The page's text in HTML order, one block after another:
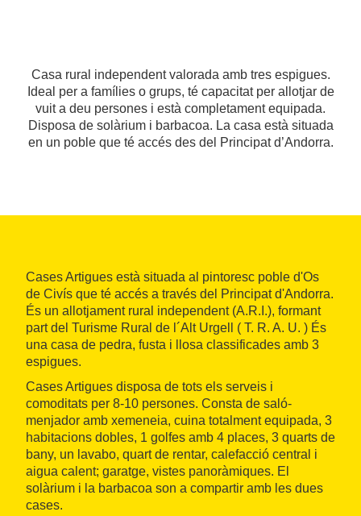
Casa rural independent valorada amb tres espigues.
Ideal per a famílies o grups, té capacitat per allotjar de
vuit a deu persones i està completament equipada.
Disposa de solàrium i barbacoa. La casa està situada
en un poble que té accés des del Principat d’Andorra.
Cases Artigues està situada al pintoresc poble d'Os
de Civís que té accés a través del Principat d'Andorra.
És un allotjament rural independent (A.R.I.), formant
part del Turisme Rural de l´Alt Urgell ( T. R. A. U. ) És
una casa de pedra, fusta i llosa classificades amb 3
espigues.
Cases Artigues disposa de tots els serveis i
comoditats per 8-10 persones. Consta de saló-
menjador amb xemeneia, cuina totalment equipada, 3
habitacions dobles, 1 golfes amb 4 places, 3 quarts de
bany, un lavabo, quart de rentar, calefacció central i
aigua calent; garatge, vistes panoràmiques. El
solàrium i la barbacoa son a compartir amb les dues
cases.